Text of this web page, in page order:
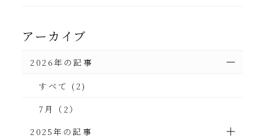
アーカイブ
2026年の記事
すべて (2)
7月（2）
2025年の記事